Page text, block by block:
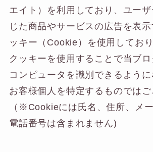
エイト）を利用しており、ユー
じた商品やサービスの広告を表
ッキー（Cookie）を使用しており
クッキーを使用することで当ブ
コンピュータを識別できるように
お客様個人を特定するものではご
（※Cookieには氏名、住所、メ
電話番号は含まれません)